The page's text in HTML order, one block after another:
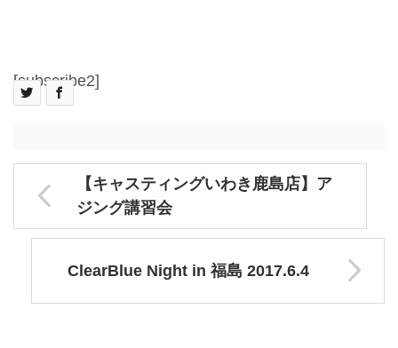
[subscribe2]
【キャスティングいわき鹿島店】ア
ジング講習会
ClearBlue Night in 福島 2017.6.4